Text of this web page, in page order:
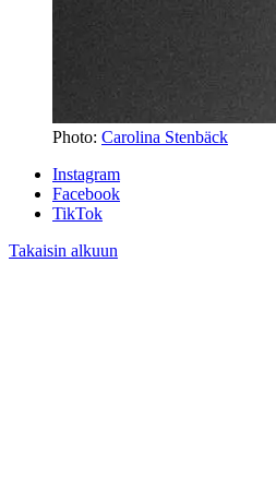
Photo: Carolina Stenbäck
Instagram
Facebook
TikTok
Takaisin alkuun